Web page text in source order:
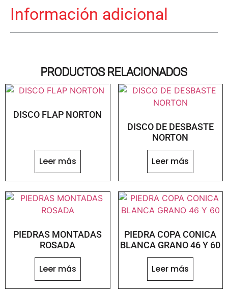
Información adicional
PRODUCTOS RELACIONADOS
DISCO FLAP NORTON
Leer más
DISCO DE DESBASTE
NORTON
Leer más
PIEDRAS MONTADAS
ROSADA
Leer más
PIEDRA COPA CONICA
BLANCA GRANO 46 Y 60
Leer más